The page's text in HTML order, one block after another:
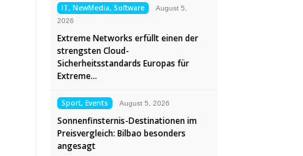
IT, NewMedia, Software
August 5,
2026
Extreme Networks erfüllt einen der
strengsten Cloud-
Sicherheitsstandards Europas für
Extreme…
Sport, Events August 5, 2026
Sonnenfinsternis-Destinationen im
Preisvergleich: Bilbao besonders
angesagt